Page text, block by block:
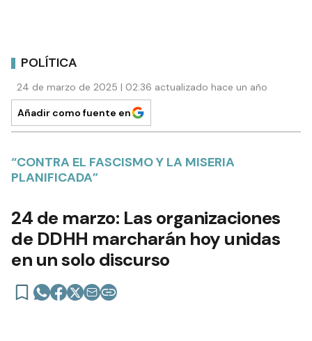
POLÍTICA
24 de marzo de 2025 | 02:36 actualizado hace un año
Añadir como fuente en
“CONTRA EL FASCISMO Y LA MISERIA
PLANIFICADA”
24 de marzo: Las organizaciones
de DDHH marcharán hoy unidas
en un solo discurso